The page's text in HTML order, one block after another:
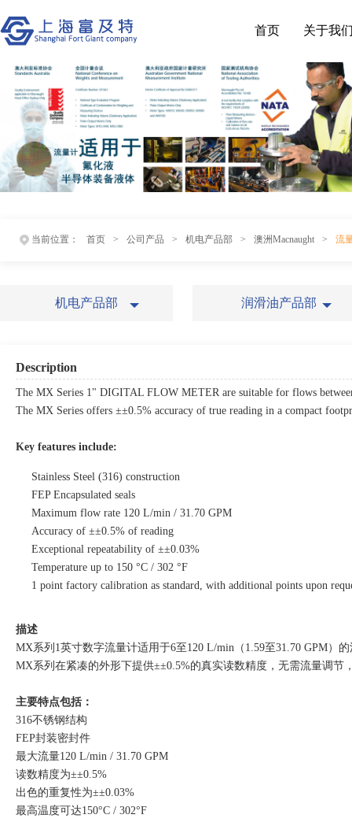
首页 关于我
当前位置： 首页 > 公司产品 > 机电产品部 > 澳洲Macnaught > 流
机电产品部 润滑油产品部
Description
The MX Series 1" DIGITAL FLOW METER are suitable for flows
The MX Series offers ±±0.5% accuracy of true reading in a compact
Key features include:
Stainless Steel (316) construction
FEP Encapsulated seals
Maximum flow rate 120 L/min / 31.70 GPM
Accuracy of ±±0.5% of reading
Exceptional repeatability of ±±0.03%
Temperature up to 150 °C / 302 °F
1 point factory calibration as standard, with additional points upon
描述
MX系列1英寸数字流量计适用于6至120 L/min（1.59至31.70 GPM）
MX系列在紧凑的外形下提供±±0.5%的真实读数精度，无需流量调节
主要特点包括：
316不锈钢结构
FEP封装密封件
最大流量120 L/min / 31.70 GPM
读数精度为±±0.5%
出色的重复性为±±0.03%
最高温度可达150°C / 302°F